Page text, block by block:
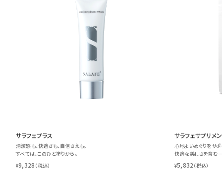
サラフェプラス
清潔感も、快適さも、自信さえも。
すべては、このひと塗りから。
¥9,328 （税込）
サラフェサプリメ
心地よいめぐりをサポ
快適な美しさを育む
¥5,832（税込）